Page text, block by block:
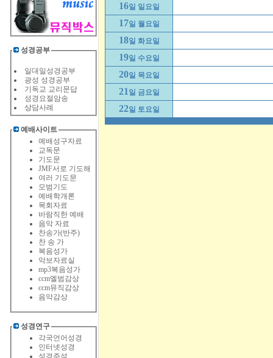
성경공부
일대일성경공부
광성 성경공부
기독교 교리문답
성경요절암송
상담사례
예배사이트
예배성구자료
교독문
기도문
JMF서로 기도해
여러 기도문
모범기도
예배학개론
목회자료
바람직한 예배
음악 자료
찬송가(반주)
찬 송 가
복음성가
악보자료실
mp3복음성가
ccm엘범감상
ccm뮤직감상
음악감상
성경연구
각국언어성경
인터넷성경
성경주석
16일 일요일
17일 월요일
18일 화요일
19일 수요일
20일 목요일
21 일 금요일
22일 토요일